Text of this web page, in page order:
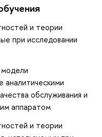
и теории
при исследовании
обслуживания и
аппаратом
и теории